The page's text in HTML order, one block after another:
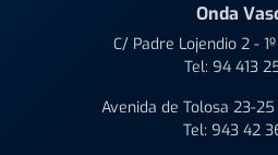
Onda
C/ Padre Lojendio 2 -
Tel: 94 413
Avenida de Tolosa 23-
Tel: 943 42